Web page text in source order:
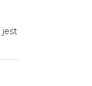
jest